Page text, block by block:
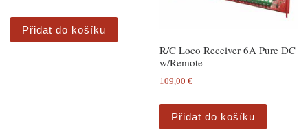
Přidat do košíku
R/C Loco Receiver 6A Pure DC
w/Remote
109,00€
Přidat do košíku